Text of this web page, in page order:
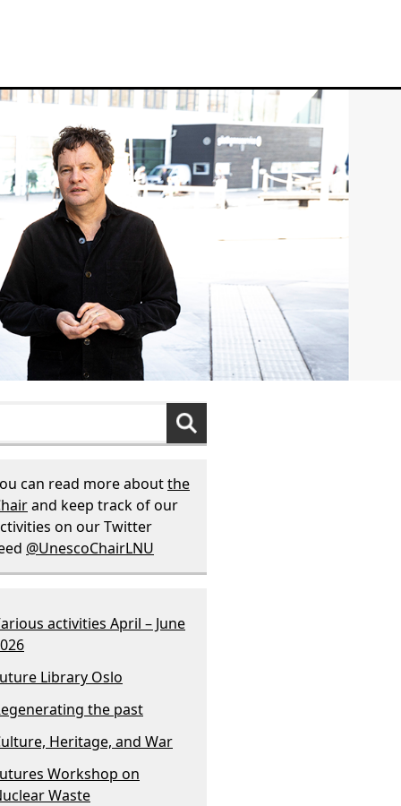
can read more aboutthe
and keep track of our
on our Twitter
@UnescoChairLNU
activities April – June
Library Oslo
the past
Heritage, and War
Workshop on
Waste